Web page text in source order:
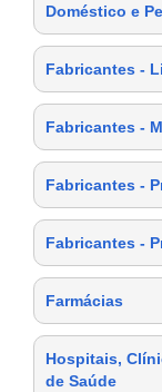
Doméstico e
Fabricantes -
Fabricantes -
Fabricantes -
Fabricantes -
Farmácias
Hospitais,
de Saúde